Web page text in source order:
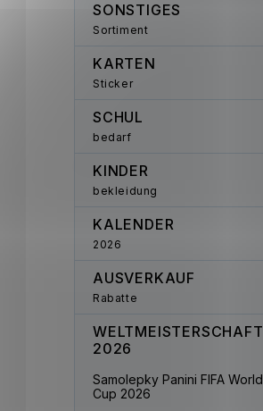
SONSTIGES
Sortiment
KARTEN
Sticker
SCHUL
bedarf
KINDER
bekleidung
KALENDER
2026
AUSVERKAUF
Rabatte
WELTMEISTERSCHAFT
2026
Samolepky Panini FIFA World
Cup 2026